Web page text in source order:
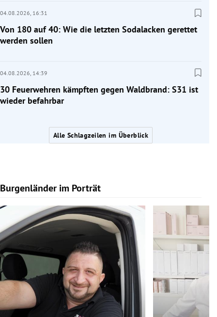
04.08.2026, 16:31
Von 180 auf 40: Wie die letzten Sodalacken gerettet
werden sollen
04.08.2026, 14:39
30 Feuerwehren kämpften gegen Waldbrand: S31 ist
wieder befahrbar
Alle Schlagzeilen im Überblick
Burgenländer im Porträt
Slide 1 von 9